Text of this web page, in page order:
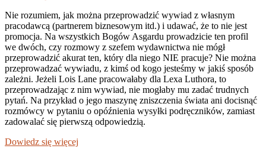
Nie rozumiem, jak można przeprowadzić wywiad z własnym
pracodawcą (partnerem biznesowym itd.) i udawać, że to nie jest
promocja. Na wszystkich Bogów Asgardu prowadzicie ten profil
we dwóch, czy rozmowy z szefem wydawnictwa nie mógł
przeprowadzić akurat ten, który dla niego NIE pracuje? Nie można
przeprowadzać wywiadu, z kimś od kogo jesteśmy w jakiś sposób
zależni. Jeżeli Lois Lane pracowałaby dla Lexa Luthora, to
przeprowadzając z nim wywiad, nie mogłaby mu zadać trudnych
pytań. Na przykład o jego maszynę zniszczenia świata ani docisnąć
rozmówcy w pytaniu o opóźnienia wysyłki podręczników, zamiast
zadowalać się pierwszą odpowiedzią.
Dowiedz się więcej